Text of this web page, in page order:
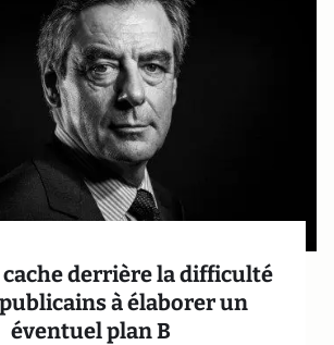
cache derrière la difficulté
à élaborer un
éventuel plan B